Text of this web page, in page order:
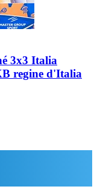
3x3 Italia
regine d'Italia